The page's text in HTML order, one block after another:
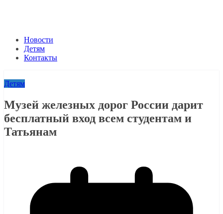
Новости
Детям
Контакты
Детям
Музей железных дорог России дарит
бесплатный вход всем студентам и
Татьянам